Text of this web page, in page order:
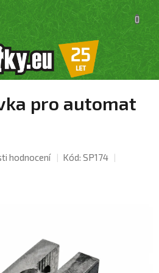
KOŠÍK
pro automat
hodnocení Kód: SP174